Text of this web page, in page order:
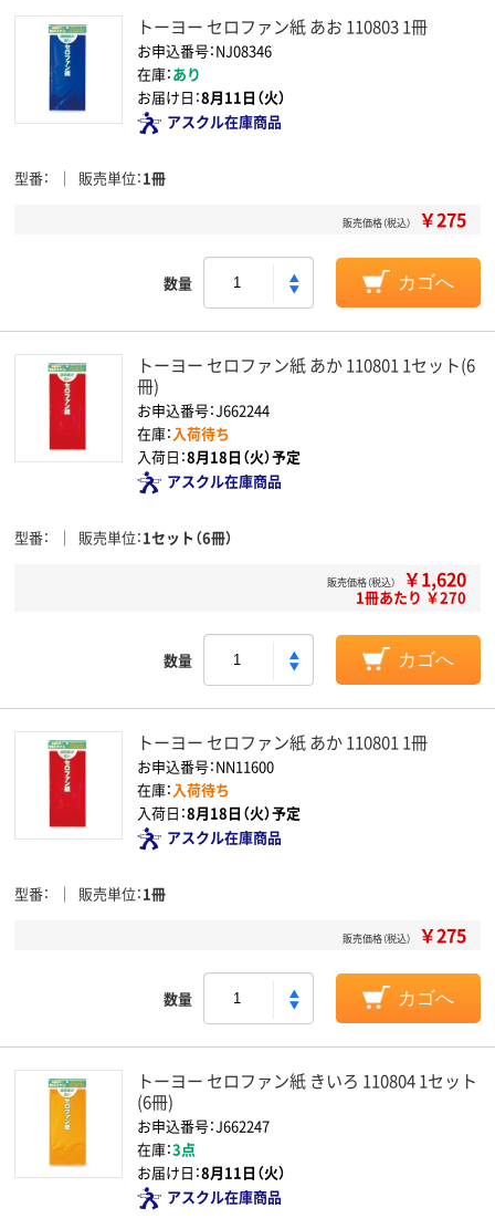
トーヨー セロファン紙 あお 110803 1冊
お申込番号：NJ08346
在庫：あり
お届け日：8月11日（火）
アスクル在庫商品
型番 販売単位 1冊
販売価格（税込） ￥275
数量 カゴへ
トーヨー セロファン紙 あか 110801 1セット(6
冊)
お申込番号：J662244
在庫：入荷待ち
入荷日：8月18日（火）予定
アスクル在庫商品
型番 販売単位 1セット（6冊）
販売価格（税込） ￥1,620
1冊あたり ￥270
数量 カゴへ
トーヨー セロファン紙 あか 110801 1冊
お申込番号：NN11600
在庫：入荷待ち
入荷日：8月18日（火）予定
アスクル在庫商品
型番 販売単位 1冊
販売価格（税込） ￥275
数量 カゴへ
トーヨー セロファン紙 きいろ 110804 1セット
(6冊)
お申込番号：J662247
在庫：3点
お届け日：8月11日（火）
アスクル在庫商品